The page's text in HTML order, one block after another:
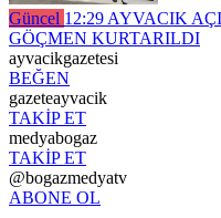
Güncel 12:29 AYVACIK
GÖÇMEN KURTARILDI
ayvacikgazetesi
BEĞEN
gazeteayvacik
TAKİP ET
medyabogaz
TAKİP ET
@bogazmedyatv
ABONE OL